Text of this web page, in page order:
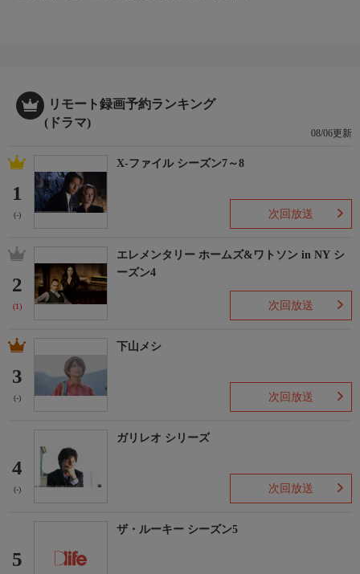
リモート録画予約ランキング
(ドラマ)
08/06更新
1
(-)
X-ファイル シーズン7～8
次回放送
2
(1)
エレメンタリー ホームズ&ワトソン in NY シ
ーズン4
次回放送
3
(-)
下山メシ
次回放送
4
(-)
ガリレオ シリーズ
次回放送
5
ザ・ルーキー シーズン5